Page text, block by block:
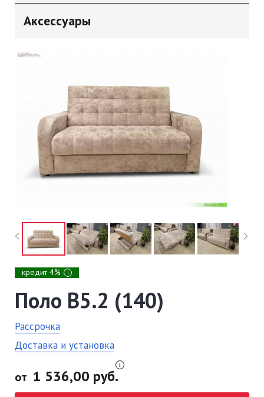
Аксессуары
кредит 4% i
Поло В5.2 (140)
Рассрочка
Доставка и установка
от 1 536,00 руб.